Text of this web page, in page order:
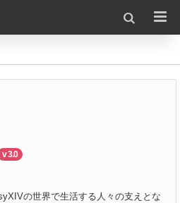
v 3.0
の世界で生活する人々の支えとな